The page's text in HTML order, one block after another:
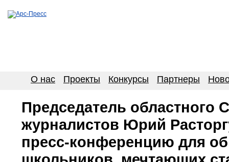
О нас Проекты Конкурсы Партнеры
Председатель областного
журналистов Юрий
пресс-конференцию для